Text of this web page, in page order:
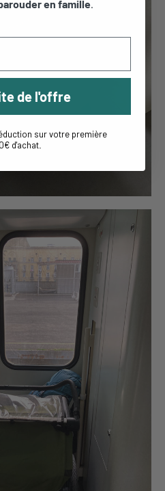
en famille.
de l'offre
sur votre première
d'achat.